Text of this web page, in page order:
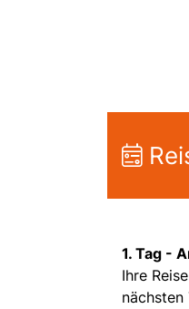
1. Tag -
Ihre
nächsten